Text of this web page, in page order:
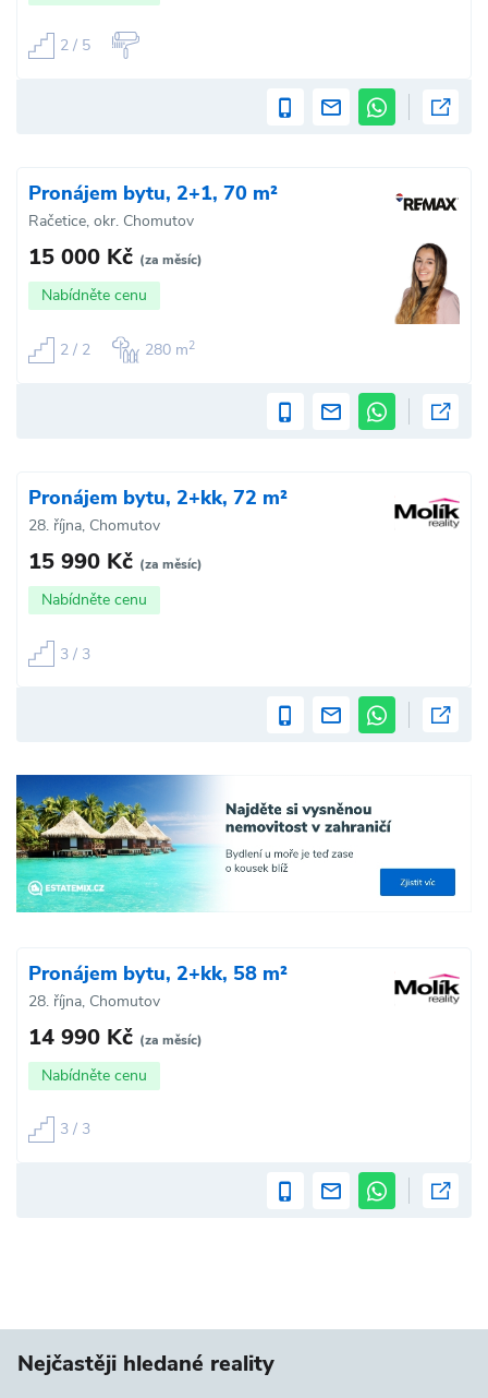
2 / 5
Pronájem bytu, 2+1, 70 m²
Račetice, okr. Chomutov
15 000 Kč (za měsíc)
Nabídněte cenu
2 / 2 280 m2
Pronájem bytu, 2+kk, 72 m²
28. října, Chomutov
15 990 Kč (za měsíc)
Nabídněte cenu
3 / 3
Pronájem bytu, 2+kk, 58 m²
28. října, Chomutov
14 990 Kč (za měsíc)
Nabídněte cenu
3 / 3
Nejčastěji hledané reality